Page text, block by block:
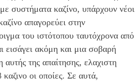
συστήματα καζίνο, υπάρχουν νέοι
απαγορεύει στην
του ιστότοπου ταυτόχρονα από
εισάγει ακόμη και μια σοβαρή
αυτής της απαίτησης, ελαχιστη
οι οποίες. Σε αυτά,